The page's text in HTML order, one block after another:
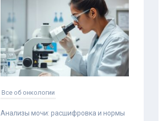
Все об онкологии
Анализы мочи: расшифровка и нормы